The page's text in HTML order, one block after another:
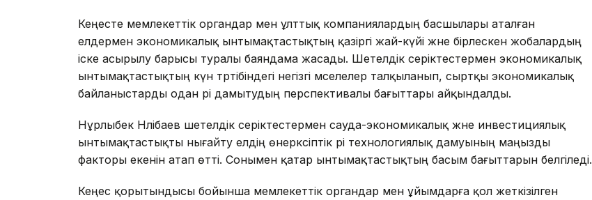
Кеңесте мемлекеттік органдар мен ұлттық компаниялардың басшылары аталған
елдермен экономикалық ынтымақтастықтың қазіргі жай-күйі және бірлескен жобалардың
іске асырылу барысы туралы баяндама жасады. Шетелдік серіктестермен экономикалық
ынтымақтастықтың күн тәртібіндегі негізгі мәселелер талқыланып, сыртқы экономикалық
байланыстарды одан әрі дамытудың перспективалы бағыттары айқындалды.
Нұрлыбек Нәлібаев шетелдік серіктестермен сауда-экономикалық және инвестициялық
ынтымақтастықты нығайту елдің өнеркәсіптік әрі технологиялық дамуының маңызды
факторы екенін атап өтті. Сонымен қатар ынтымақтастықтың басым бағыттарын белгіледі.
Кеңес қорытындысы бойынша мемлекеттік органдар мен ұйымдарға қол жеткізілген